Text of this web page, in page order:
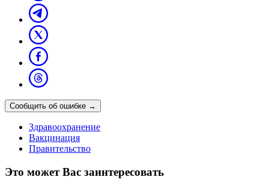
Сообщить об ошибке →
Здравоохранение
Вакцинация
Правительство
Это может Вас заинтересовать